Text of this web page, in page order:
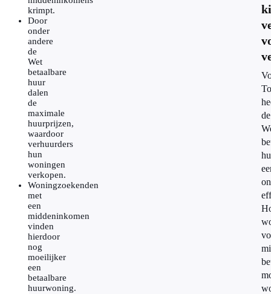
krimpt.
Door
onder
andere
de
Wet
betaalbare
huur
dalen
de
maximale
huurprijzen,
waardoor
verhuurders
hun
woningen
verkopen.
Woningzoekenden
met
een
middeninkomen
vinden
hierdoor
nog
moeilijker
een
betaalbare
huurwoning.
de